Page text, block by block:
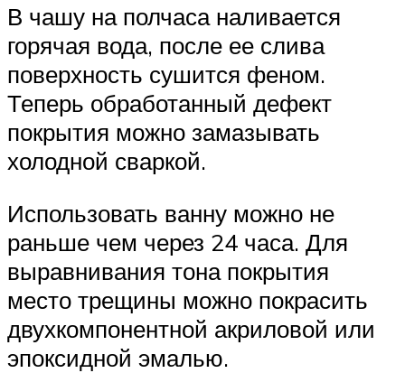
В чашу на полчаса наливается
горячая вода, после ее слива
поверхность сушится феном.
Теперь обработанный дефект
покрытия можно замазывать
холодной сваркой.
Использовать ванну можно не
раньше чем через 24 часа. Для
выравнивания тона покрытия
место трещины можно покрасить
двухкомпонентной акриловой или
эпоксидной эмалью.